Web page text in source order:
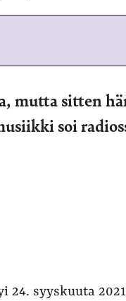
mutta sitten
soi
syyskuuta